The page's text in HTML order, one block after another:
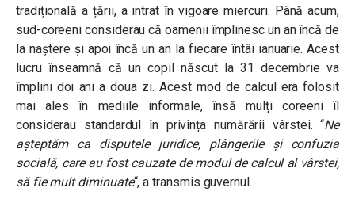
tradițională a țării, a intrat în vigoare miercuri. Până acum,
sud-coreeni considerau că oamenii împlinesc un an încă de
la naștere și apoi încă un an la fiecare întâi ianuarie. Acest
lucru înseamnă că un copil născut la 31 decembrie va
împlini doi ani a doua zi. Acest mod de calcul era folosit
mai ales în mediile informale, însă mulți coreeni îl
considerau standardul în privința numărării vârstei. “Ne
așteptăm ca disputele juridice, plângerile și confuzia
socială, care au fost cauzate de modul de calcul al vârstei,
să fie mult diminuate“, a transmis guvernul.